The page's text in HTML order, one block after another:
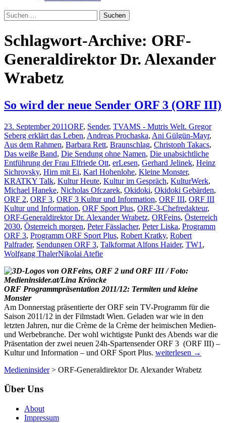
Suchen
nach:
Schlagwort-Archive: ORF-
Generaldirektor Dr. Alexander
Wrabetz
So wird der neue Sender ORF 3 (ORF III)
23. September 2011ORF, Sender, TVAMS - Mutris Welt. Gregor
Seberg erklärt das Leben, Andreas Prochaska, Ani Gülgün-Mayr,
Aus dem Rahmen, Barbara Rett, Braunschlag, Christoph Takacs,
Das weiße Band, Die Sendung ohne Namen, Die unabsichtliche
Entführung der Frau Elfriede Ott, erLesen, Gerhard Jelinek, Heinz
Sichrovsky, Hirn mit Ei, Karl Hohenlohe, Kleine Monster,
KRATKY Talk, Kultur Heute, Kultur im Gespräch, KulturWerk,
Michael Haneke, Nicholas Ofczarek, Okidoki, Okidoki Gebärden,
ORF 2, ORF 3, ORF 3 Kultur und Information, ORF III, ORF III
Kultur und Information, ORF Sport Plus, ORF-3-Chefredakteur,
ORF-Generaldirektor Dr. Alexander Wrabetz, ORFeins, Österreich
2030, Österreich morgen, Peter Fässlacher, Peter Liska, Programm
ORF 3, Programm ORF Sport Plus, Robert Kratky, Robert
Palfrader, Sendungen ORF 3, Talkformat Alfons Haider, TW1 ,
Wolfgang ThalerNikolai Atefie
ORF Programmpräsentation 2011/12: Termiten und kleine
Monster
Am Donnerstag präsentierte der ORF sein TV-Programm für die
Saison 2011/12 in der Filmstadt Wien. Geladen war wie in den
letzten Jahren, nur die Crème de la Crème der heimischen Medien-
und Werbebranche. Der wohl wichtigste Punkt des Abends war die
Präsentation der zwei neuen 24h-Spartensender ORF 3 (ORF III) –
Kultur und Information – und ORF Sport Plus. So
der
weiterlesen →
Medieninsider> ORF-Generaldirektor Dr. Alexander Wrabetz
Über Uns
About
Impressum